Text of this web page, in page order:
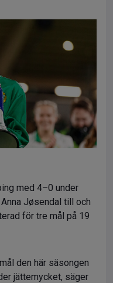
med 4–0 under
Jøsendal till och
för tre mål på 19
den här säsongen
jättemycket, säger